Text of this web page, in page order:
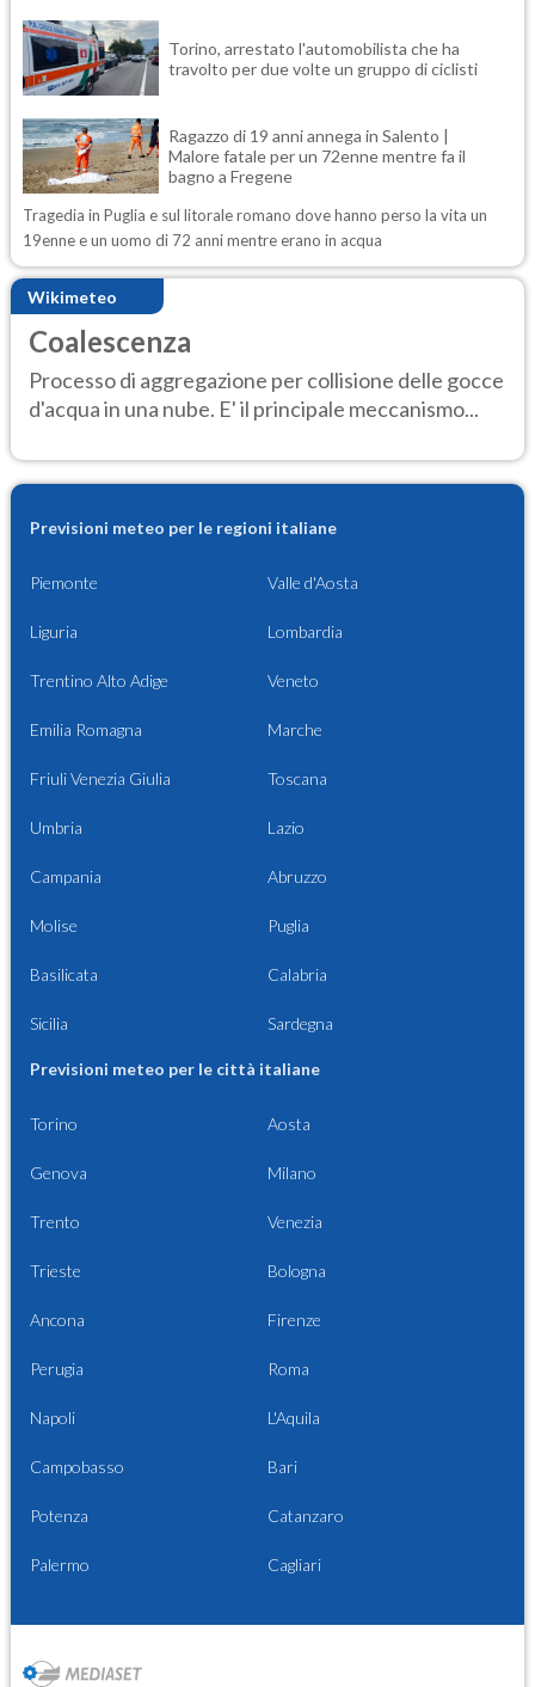
Torino, arrestato l'automobilista che ha
travolto per due volte un gruppo di ciclisti
Ragazzo di 19 anni annega in Salento |
Malore fatale per un 72enne mentre fa il
bagno a Fregene
Tragedia in Puglia e sul litorale romano dove hanno perso la vita un
19enne e un uomo di 72 anni mentre erano in acqua
Wikimeteo
Coalescenza
Processo di aggregazione per collisione delle gocce
d'acqua in una nube. E' il principale meccanismo...
Previsioni meteo per le regioni italiane
Piemonte Valle d'Aosta
Liguria Lombardia
Trentino Alto Adige Veneto
Emilia Romagna Marche
Friuli Venezia Giulia Toscana
Umbria Lazio
Campania Abruzzo
Molise Puglia
Basilicata Calabria
Sicilia Sardegna
Previsioni meteo per le città italiane
Torino Aosta
Genova Milano
Trento Venezia
Trieste Bologna
Ancona Firenze
Perugia Roma
Napoli L'Aquila
Campobasso Bari
Potenza Catanzaro
Palermo Cagliari